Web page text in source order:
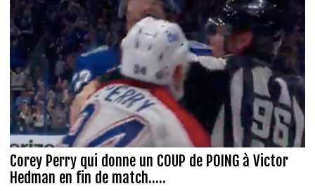
Corey Perry qui donne un COUP de POING à Victor
Hedman en fin de match.....